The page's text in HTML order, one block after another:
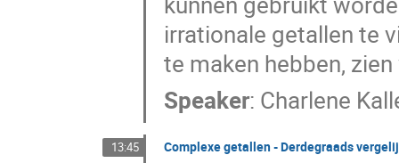
irrationale getallen te
te maken hebben,
Speaker: Charlene
13:45 Complexe getallen - Derdegraads